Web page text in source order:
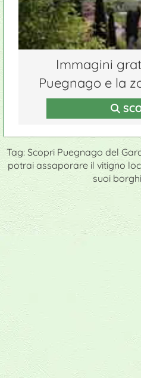
Immagini
Puegnago e la
Tag: Scopri Puegnago del
potrai assaporare il vitigno
suoi